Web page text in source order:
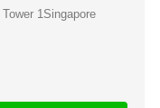
1Singapore